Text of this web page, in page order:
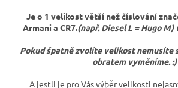
Je o 1 velikost větší než číslování
Armani a CR7.(např. Diesel L = Hugo
Pokud špatně zvolíte velikost nemusíte
obratem vyměníme. :)
A jestli je pro Vás výběr velikosti